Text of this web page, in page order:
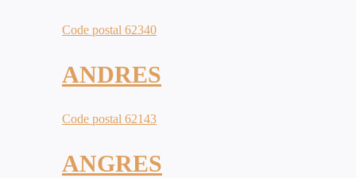
Code postal 62340
ANDRES
Code postal 62143
ANGRES